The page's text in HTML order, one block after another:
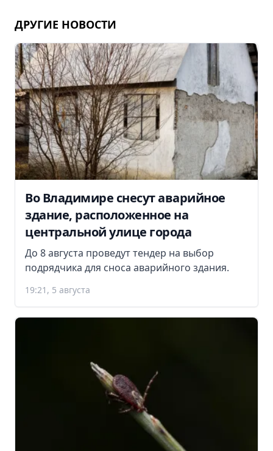
ДРУГИЕ НОВОСТИ
Во Владимире снесут аварийное
здание, расположенное на
центральной улице города
До 8 августа проведут тендер на выбор
подрядчика для сноса аварийного здания.
19:21, 5 августа